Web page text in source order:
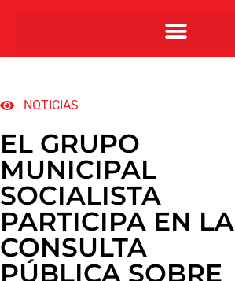
NOTICIAS
EL GRUPO
MUNICIPAL
SOCIALISTA
PARTICIPA EN LA
CONSULTA
PÚBLICA SOBRE